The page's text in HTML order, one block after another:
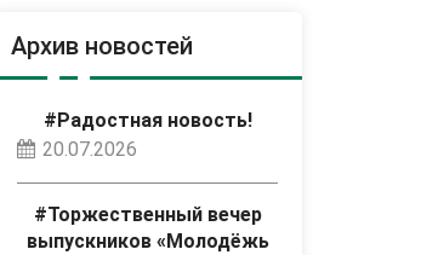
Архив новостей
#Радостная новость!
20.07.2026
#Торжественный вечер
выпускников «Молодёжь